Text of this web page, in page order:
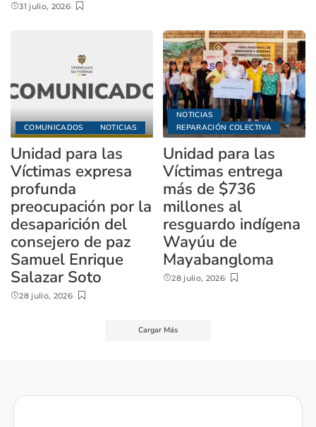
31 julio, 2026
COMUNICADOS NOTICIAS
Unidad para las
Víctimas expresa
profunda
preocupación por la
desaparición del
consejero de paz
Samuel Enrique
Salazar Soto
28 julio, 2026
NOTICIAS
REPARACIÓN COLECTIVA
Unidad para las
Víctimas entrega
más de $736
millones al
resguardo indígena
Wayúu de
Mayabangloma
28 julio, 2026
Cargar Más